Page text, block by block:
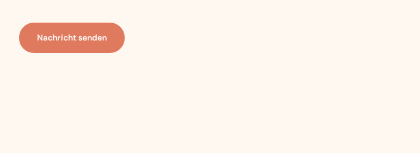
Nachricht senden